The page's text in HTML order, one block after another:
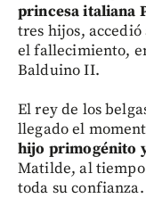
princesa italiana
tres hijos, accedió
el fallecimiento,
Balduino II.
El rey de los
llegado el
hijo primogénito
Matilde, al
toda su confianza.